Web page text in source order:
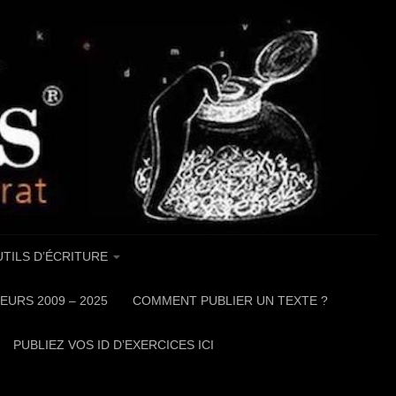
D’ÉCRITURE
2009 – 2025 COMMENT PUBLIER UN TEXTE ?
PUBLIEZ VOS ID D’EXERCICES ICI